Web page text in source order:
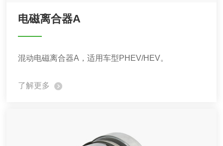
电磁离合器A
混动电磁离合器A，适用车型PHEV/HEV。
了解更多